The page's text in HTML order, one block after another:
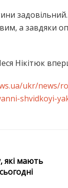
а завдяки
Нікітюк
ukr/news/
shvidkoyi-
які мають